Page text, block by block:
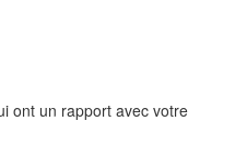
ont un rapport avec votre